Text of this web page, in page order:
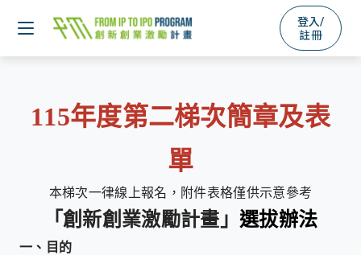
登入/
註冊
115年度第二梯次簡章及表
單
本梯次一律線上報名，附件表格僅供示意參考
「創新創業激勵計畫」 選拔辦法
一、 目的